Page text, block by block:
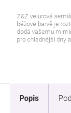
Z&Z velurová
béžové barvě je
dodá vašemu
pro chladnější dny
Popis